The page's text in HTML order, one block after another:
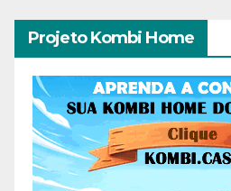
Projeto Kombi Home